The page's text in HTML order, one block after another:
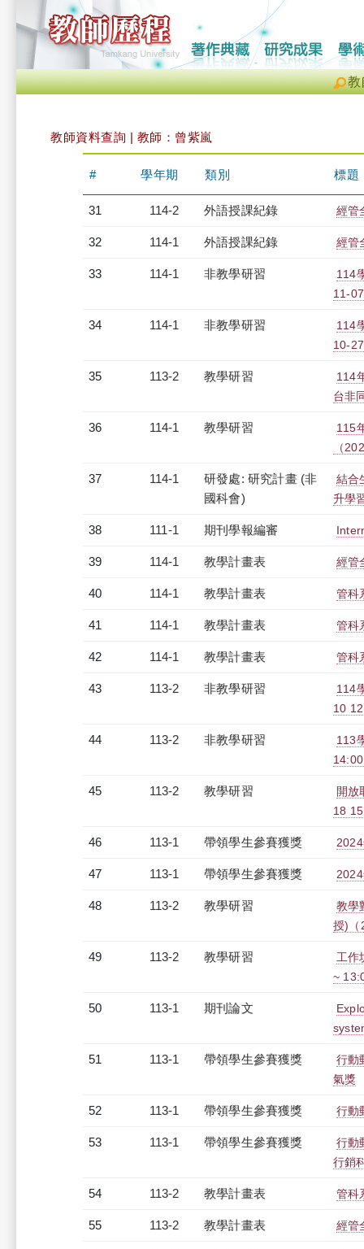
教
教師資料查詢 | 教師：曾紫嵐
# 學年期 類別 標題
31 114-2 外語授課紀錄 經管
32 114-1 外語授課紀錄 經管
33 114-1 非教學研習
114
11-
34 114-1 非教學研習
114
10-
35 113-2 教學研習
114
台非
36 114-1 教學研習
115
（
37 114-1
研發處: 研究計畫 (非
國科會)
結合
升學
38 111-1 期刊學報編審
39 114-1 教學計畫表 經管
40 114-1 教學計畫表 管科
41 114-1 教學計畫表 管科
42 114-1 教學計畫表 管科
43 113-2 非教學研習
114
10
44 113-2 非教學研習
113
45 113-2 教學研習
開放
18
46 113-1 帶領學生參賽獲獎
47 113-1 帶領學生參賽獲獎
48 113-2 教學研習
教學
授)（
49 113-2 教學研習
工作
~
50 113-1 期刊論文
51 113-1 帶領學生參賽獲獎
行動
氣獎
52 113-1 帶領學生參賽獲獎 行動
53 113-1 帶領學生參賽獲獎
行動
行銷
54 113-2 教學計畫表 管科
55 113-2 教學計畫表 經管